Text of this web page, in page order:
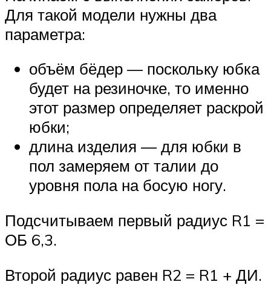
Для такой модели нужны два
параметра:
объём бёдер — поскольку юбка
будет на резиночке, то именно
этот размер определяет раскрой
юбки;
длина изделия — для юбки в
пол замеряем от талии до
уровня пола на босую ногу.
Подсчитываем первый радиус R1 =
ОБ 6,3.
Второй радиус равен R2 = R1 + ДИ.